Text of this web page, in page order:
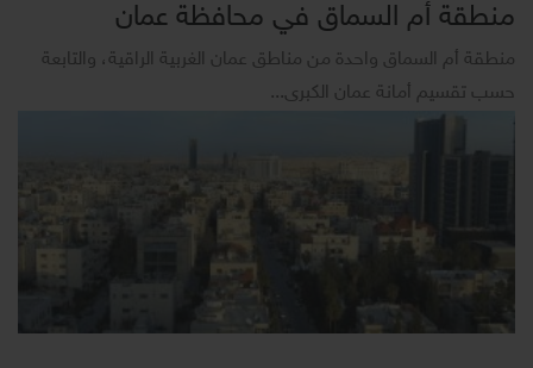
منطقة أم السماق في محافظة عمان
منطقة أم السماق واحدة من مناطق عمان الغربية الراقية، والتابعة
حسب تقسيم أمانة عمان الكبرى...